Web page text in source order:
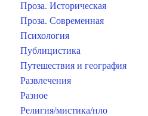
Проза. Историческая
Проза. Современная
Психология
Публицистика
Путешествия и география
Развлечения
Разное
Религия/мистика/нло